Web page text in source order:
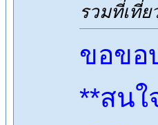
รวมที่เที่ย
ขอขอ
**สน